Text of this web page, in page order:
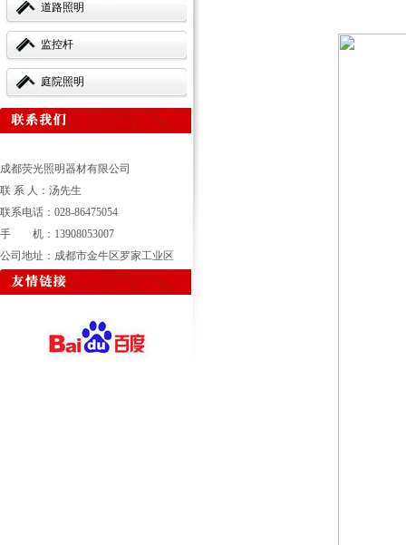
道路照明
监控杆
庭院照明
成都荧光照明器材有限公司
联 系 人：汤先生
联系电话：028-86475054
手 机：13908053007
公司地址：成都市金牛区罗家工业区